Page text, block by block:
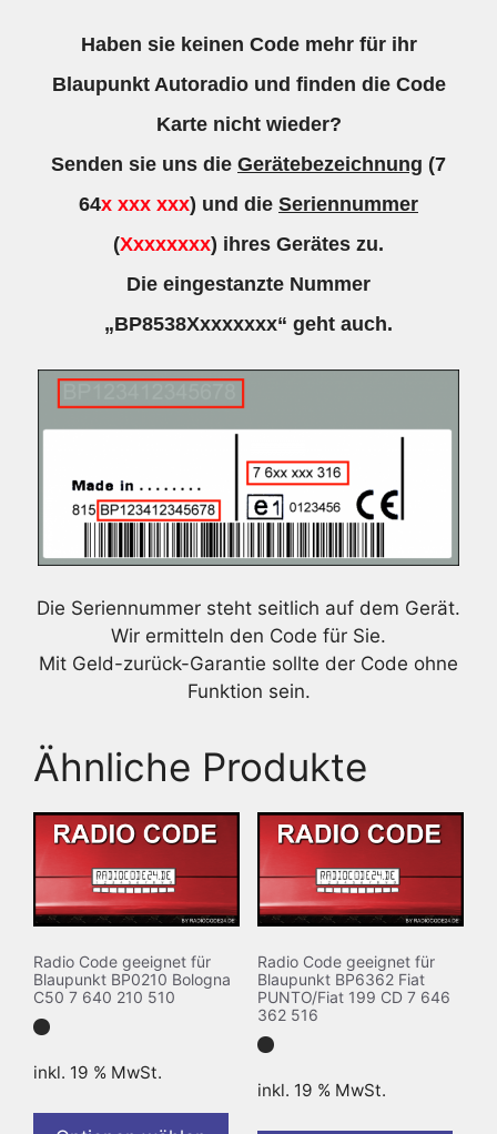
Haben sie keinen Code mehr für ihr
Blaupunkt Autoradio und finden die Code
Karte nicht wieder?
Senden sie uns die Gerätebezeichnung (7
64x xxx xxx) und die Seriennummer
(Xxxxxxxx) ihres Gerätes zu.
Die eingestanzte Nummer
„BP8538Xxxxxxxx“ geht auch.
Die Seriennummer steht seitlich auf dem Gerät.
Wir ermitteln den Code für Sie.
Mit Geld-zurück-Garantie sollte der Code ohne
Funktion sein.
Ähnliche Produkte
Radio Code geeignet für
Blaupunkt BP0210 Bologna
C50 7 640 210 510
inkl. 19 % MwSt.
Radio Code geeignet für
Blaupunkt BP6362 Fiat
PUNTO/Fiat 199 CD 7 646
362 516
inkl. 19 % MwSt.